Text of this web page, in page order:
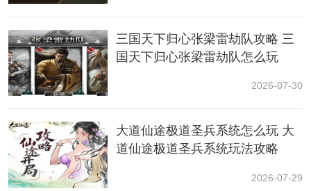
现在拿上iOS 18.6.1的电池续航时间与跑分进行对比：
iPhone16Pro续航时间为9小时24分钟。
三国天下归心张梁雷劫队攻略 三
国天下归心张梁雷劫队怎么玩
2026-07-30
大道仙途极道圣兵系统怎么玩 大
道仙途极道圣兵系统玩法攻略
2026-07-29